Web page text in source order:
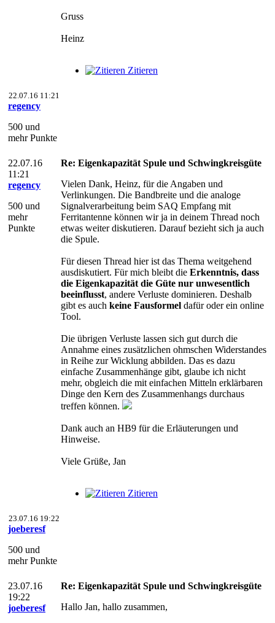
Gruss
Heinz
Zitieren
22.07.16 11:21
regency
500 und
mehr Punkte
22.07.16
11:21
regency
500 und
mehr
Punkte
Re: Eigenkapazität Spule und Schwingkreisgüte
Vielen Dank, Heinz, für die Angaben und
Verlinkungen. Die Bandbreite und die analoge
Signalverarbeitung beim SAQ Empfang mit
Ferritantenne können wir ja in deinem Thread noch
etwas weiter diskutieren. Darauf bezieht sich ja auch
die Spule.
Für diesen Thread hier ist das Thema weitgehend
ausdiskutiert. Für mich bleibt die Erkenntnis, dass
die Eigenkapazität die Güte nur unwesentlich
beeinflusst, andere Verluste dominieren. Deshalb
gibt es auch keine Fausformel dafür oder ein online
Tool.
Die übrigen Verluste lassen sich gut durch die
Annahme eines zusätzlichen ohmschen Widerstandes
in Reihe zur Wicklung abbilden. Das es dazu
einfache Zusammenhänge gibt, glaube ich nicht
mehr, obgleich die mit einfachen Mitteln erklärbaren
Dinge den Kern des Zusammenhangs durchaus
treffen können.
Dank auch an HB9 für die Erläuterungen und
Hinweise.
Viele Grüße, Jan
Zitieren
23.07.16 19:22
joeberesf
500 und
mehr Punkte
23.07.16
19:22
joeberesf
Re: Eigenkapazität Spule und Schwingkreisgüte
Hallo Jan, hallo zusammen,